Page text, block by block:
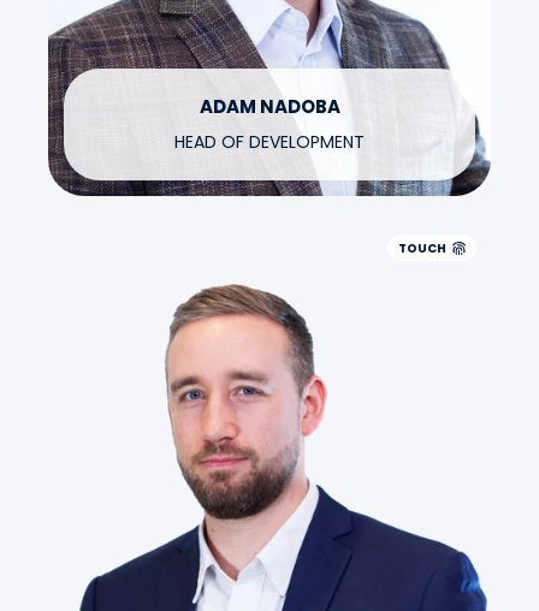
ADAM NADOBA
HEAD OF DEVELOPMENT
TOUCH